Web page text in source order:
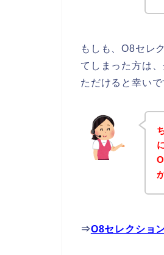
もしも、O8セレ
てしまった方は
ただけると幸いで
⇒O8セレクショ